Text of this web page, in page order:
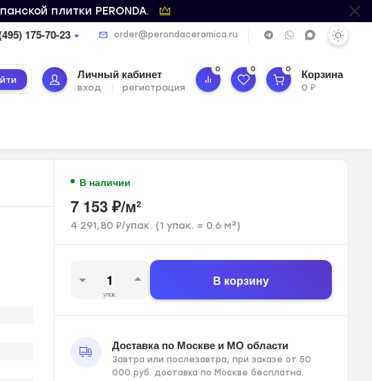
плитки PERONDA.
175-70-23 order@perondaceramica.ru
Личный кабинет
вход регистрация
0 0 0 Корзина
0₽
В наличии
7 153₽/м²
4 291,80 ₽/упак. (1 упак. = 0.6 м²)
упак.
В корзину
Доставка по Москве и МО области
Завтра или послезавтра, при заказе от 50
000 руб. доставка по Москве бесплатна.